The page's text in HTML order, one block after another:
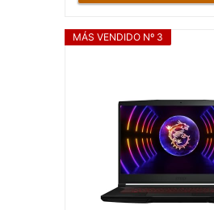
MÁS VENDIDO Nº 3